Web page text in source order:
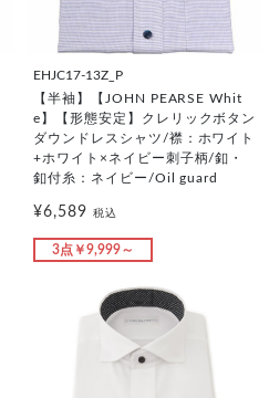
EHJC17-13Z_P
【半袖】【JOHN PEARSE Whit
e】【形態安定】クレリックボタン
ダウンドレスシャツ/襟：ホワイト
+ホワイト×ネイビー刺子柄/釦・
釦付糸：ネイビー/Oil guard
¥6,589 税込
3点￥9,999～